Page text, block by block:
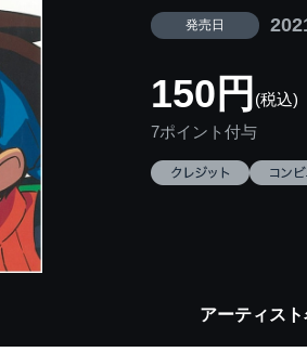
発売日
150円 (税込)
7ポイント付与
アーティスト